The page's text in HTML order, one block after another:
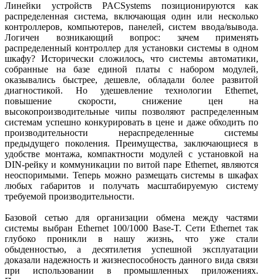
Линейки устройств PACSystems позиционируются как
распределенная система, включающая один или несколько
контроллеров, компьютеров, панелей, систем ввода/вывода.
Логичен возникающий вопрос: зачем применять
распределенный контроллер для установки системы в одном
шкафу? Исторически сложилось, что системы автоматики,
собранные на базе единой платы с набором модулей,
оказывались быстрее, дешевле, обладали более развитой
диагностикой. Но удешевление технологии Ethernet,
повышение скорости, снижение цен на
высокопроизводительные чипы позволяют распределенным
системам успешно конкурировать в цене и даже обходить по
производительности нераспределенные системы
предыдущего поколения. Преимущества, заключающиеся в
удобстве монтажа, компактности модулей с установкой на
DIN-рейку и коммуникации по витой паре Ethernet, являются
неоспоримыми. Теперь можно размещать системы в шкафах
любых габаритов и получать масштабируемую систему
требуемой производительности.
Базовой сетью для организации обмена между частями
системы выбран Ethernet 100/1000 Base-T. Сети Ethernet так
глубоко проникли в нашу жизнь, что уже стали
обыденностью, а десятилетия успешной эксплуатации
доказали надежность и жизнеспособность данного вида связи
при использовании в промышленных приложениях.